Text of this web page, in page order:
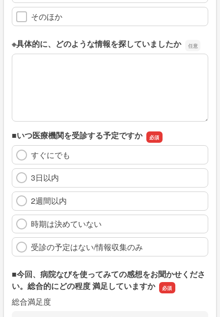
そのほか
※具体的に、どのような情報を探していましたか
※具体的に、どのような情報を探していましたか
■いつ医療機関を受診する予定ですか
すぐにでも
3日以内
2週間以内
時期は決めていない
受診の予定はない/情報収集のみ
■今回、病院なびを使ってみての感想をお聞かせくださ
い。総合的にどの程度 満足していますか
総合満足度